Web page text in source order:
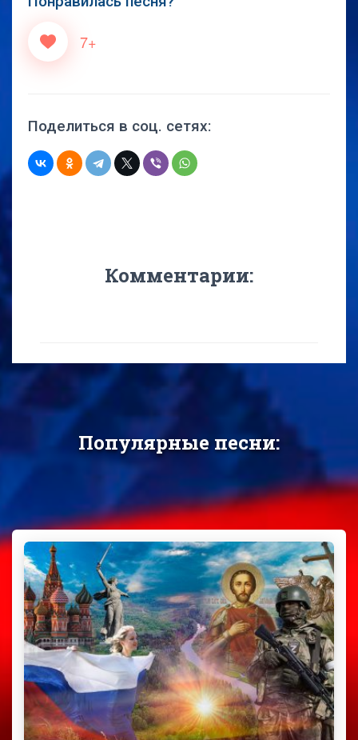
7+
Поделиться в соц. сетях:
Комментарии:
Популярные песни: